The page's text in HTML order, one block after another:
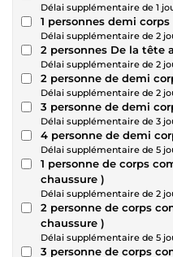
Délai supplémentaire de 1
1 personnes demi corps
Délai supplémentaire de 2
2 personnes De la tête
Délai supplémentaire de 2
2 personne de demi
Délai supplémentaire de 2
3 personne de demi
Délai supplémentaire de 3
4 personne de demi
Délai supplémentaire de 5
1 personne de corps
chaussure )
Délai supplémentaire de 2
2 personne de corps
chaussure )
Délai supplémentaire de 5
3 personne de corps